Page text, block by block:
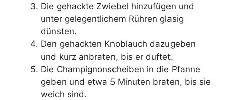
Die gehackte Zwiebel hinzufügen und
unter gelegentlichem Rühren glasig
dünsten.
Den gehackten Knoblauch dazugeben
und kurz anbraten, bis er duftet.
Die Champignonscheiben in die Pfanne
geben und etwa 5 Minuten braten, bis sie
weich sind.